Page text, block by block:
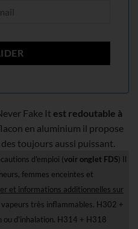
Fake It est redoutable à
en aluminium il propose
toujours aussi puissant.
d'emploi (voir onglet FDS) Il
femmes enceintes et
et informations additionnelles sur
très inflammables. H302 +
ou d’inhalation. H314 + H318